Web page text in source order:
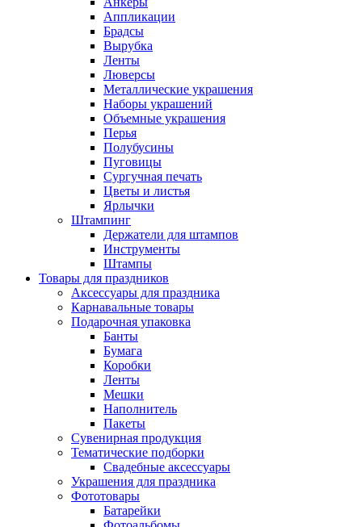
Аппликации
Брадсы
Вырубка
Ленты
Люверсы
Металлические украшения
Наборы украшений
Объемные украшения
Перья
Полубусины
Пуговицы
Сургучная печать
Цветы и листья
Ярлычки
Штампинг
Держатели для штампов
Инструменты
Штампы
Товары для праздников
Аксессуары для праздника
Карнавальные товары
Подарочная упаковка
Банты
Бумага
Коробки
Ленты
Мешки
Наполнитель
Пакеты
Сувенирная продукция
Тематические подборки
Свадебные аксессуары
Украшения для праздника
Фототовары
Батарейки